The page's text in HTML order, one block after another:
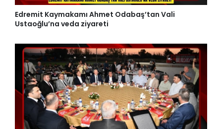
Edremit Kaymakamı Ahmet Odabaş’tan Vali
Ustaoğlu’na veda ziyareti